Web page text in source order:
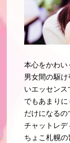
本心をかわい
男女間の駆
いエッセンス
でもあまりに
だけになるの
チャットレデ
ちょこ札幌